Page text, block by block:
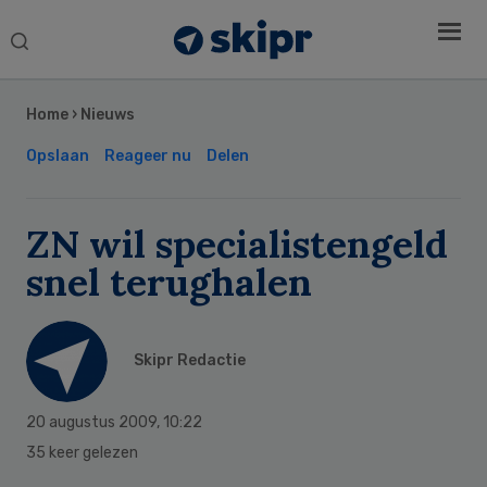
Search
Home › Nieuws
Opslaan Reageer nu Delen
ZN wil specialistengeld
snel terughalen
Skipr Redactie
20 augustus 2009, 10:22
35 keer gelezen
Sidebar